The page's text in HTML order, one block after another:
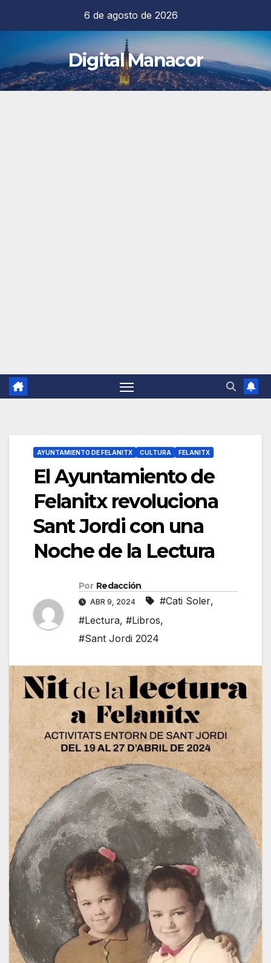
contenido
6 de agosto de 2026
Digital Manacor
AYUNTAMIENTO DE FELANITX CULTURA FELANITX
El Ayuntamiento de
Felanitx revoluciona
Sant Jordi con una
Noche de la Lectura
Por Redacción
ABR 9, 2024 #Cati Soler,
#Lectura, #Libros,
#Sant Jordi 2024